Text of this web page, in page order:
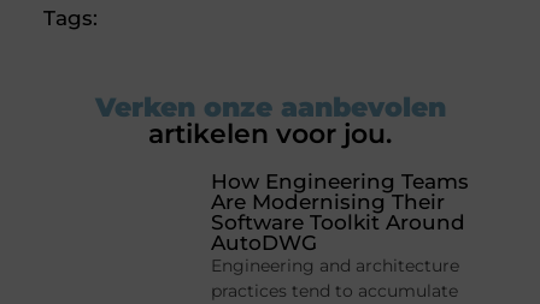
Tags:
Verken onze aanbevolen
artikelen voor jou.
How Engineering Teams
Are Modernising Their
Software Toolkit Around
AutoDWG
Engineering and architecture
practices tend to accumulate